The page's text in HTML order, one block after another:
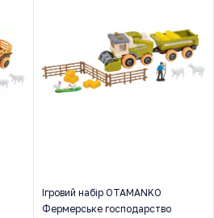
Ігровий набір OTAMANKO
Фермерське господарство